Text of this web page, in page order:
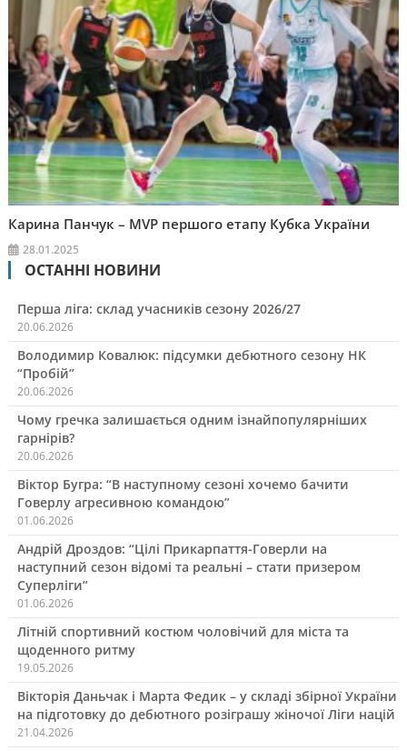
Карина Панчук – MVP першого етапу Кубка України
28.01.2025
ОСТАННІ НОВИНИ
Перша ліга: склад учасників сезону 2026/27
20.06.2026
Володимир Ковалюк: підсумки дебютного сезону НК
“Пробій”
20.06.2026
Чому гречка залишається одним ізнайпопулярніших
гарнірів?
20.06.2026
Віктор Бугра: “В наступному сезоні хочемо бачити
Говерлу агресивною командою”
01.06.2026
Андрій Дроздов: “Цілі Прикарпаття-Говерли на
наступний сезон відомі та реальні – стати призером
Суперліги”
01.06.2026
Літній спортивний костюм чоловічий для міста та
щоденного ритму
19.05.2026
Вікторія Даньчак і Марта Федик – у складі збірної України
на підготовку до дебютного розіграшу жіночої Ліги націй
21.04.2026